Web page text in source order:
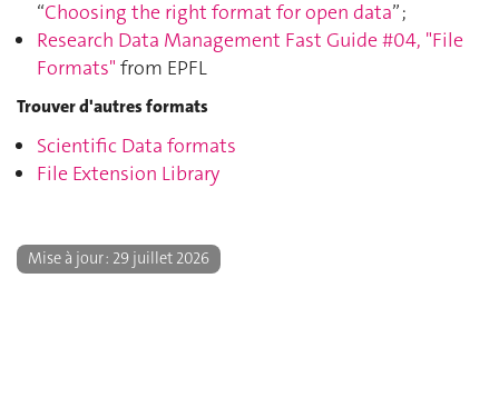
“Choosing the right format for open data” ;
Research Data Management Fast Guide #04, "File
Formats" from EPFL
Trouver d'autres formats
Scientific Data formats
File Extension Library
29 juillet 2026